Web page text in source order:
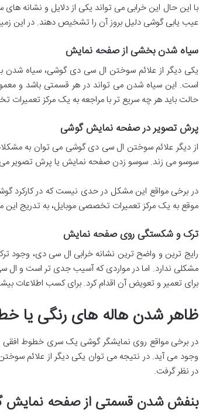
با این حال این خرابی می تواند یکی از دلایل و نشانه
عیب یابی گوشی دلیل بروز آن را تشخیص دهند. در این
سیاه شدن بخشی از صفحه نمایش
یکی دیگر از علائم سوختن ال سی دی گوشی، سیاه
است. این سیاه شدن می تواند در هر قسمتی باشد و
حالت باید هر چه سریع تر با مراجعه به یک مرکز
پرش تصویر در صفحه نمایش گوشی
از دیگر علائم سوختن ال سی دی گوشی می توان به
سوسو می زند. سوسو زدن صفحه نمایش یا پرش تصویر می
در برخی مواقع این مشکل در حدی نیست که در کارکرد
موقع به یک مرکز تعمیرات تخصصی موبایل، به تدریج
ترک و شکستگی روی صفحه نمایش
رایج ترین و واضح ترین نشانه خرابی ال سی دی،
مشکلی ندارد. اما در مواردی که آسیب جدی تر است و
برای تعمیر و تعویض آن اقدام کرد. برای کسب اطلاعات
ظاهر شدن هاله های رنگی یا
در برخی مواقع روی نمایشگر گوشی یک سری خطوط
وجود می آید. در نتیجه می توان یکی دیگر از علائم
در نظر گرفت.
بنفش شدن قسمتی از صفحه نمایش